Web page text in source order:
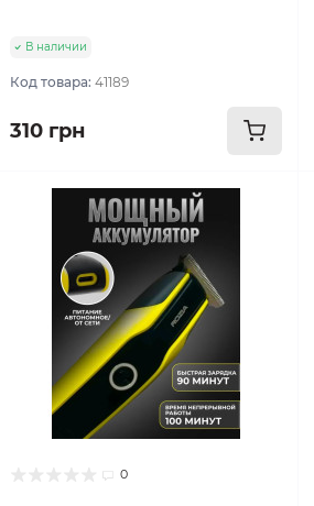
В наличии
Код товара:41189
310 грн
0